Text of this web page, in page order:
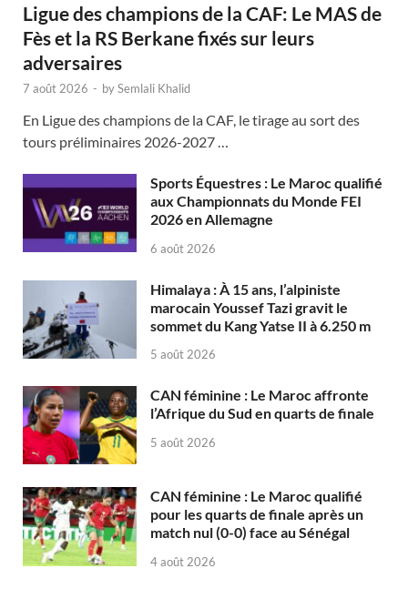
Ligue des champions de la CAF: Le MAS de
Fès et la RS Berkane fixés sur leurs
adversaires
7 août 2026 - bySemlali Khalid
En Ligue des champions de la CAF, le tirage au sort des
tours préliminaires 2026-2027 …
Sports Équestres : Le Maroc qualifié
aux Championnats du Monde FEI
2026 en Allemagne
6 août 2026
Himalaya : À 15 ans, l’alpiniste
marocain Youssef Tazi gravit le
sommet du Kang Yatse II à 6.250 m
5 août 2026
CAN féminine : Le Maroc affronte
l’Afrique du Sud en quarts de finale
5 août 2026
CAN féminine : Le Maroc qualifié
pour les quarts de finale après un
match nul (0-0) face au Sénégal
4 août 2026